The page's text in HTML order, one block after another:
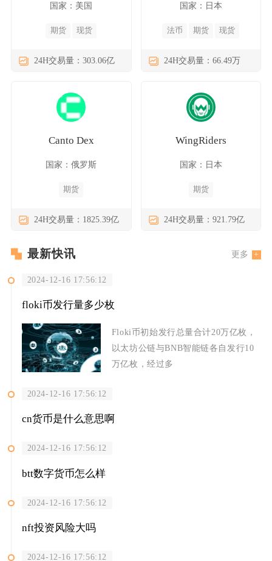
国家：美国
期货 现货
24H交易量：303.06亿
国家：日本
法币 期货 现货
24H交易量：66.49万
Canto Dex
国家：俄罗斯
期货
24H交易量：1825.39亿
WingRiders
国家：日本
期货
24H交易量：921.79亿
最新快讯 更多
2024-12-16 17:56:12
floki币发行量多少枚
Floki币初始发行总量合计20万亿枚，
以太坊公链与BNB智能链各自发行10
万亿枚，经过多
2024-12-16 17:56:12
cn货币是什么意思啊
2024-12-16 17:56:12
btt数字货币怎么样
2024-12-16 17:56:12
nft投资风险大吗
2024-12-16 17:56:12